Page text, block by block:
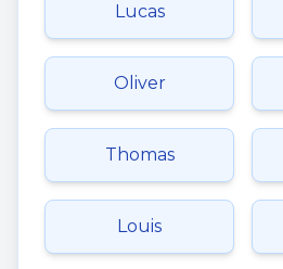
Lucas
Oliver
Thomas
Louis